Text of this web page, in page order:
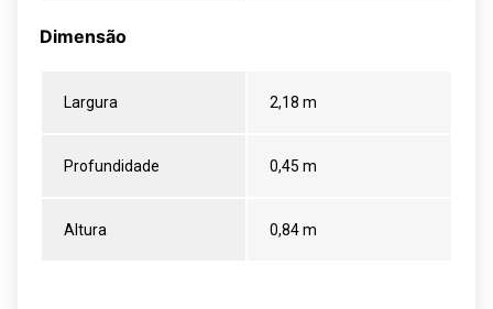
Dimensão
Largura 2,18 m
Profundidade 0,45 m
Altura 0,84 m